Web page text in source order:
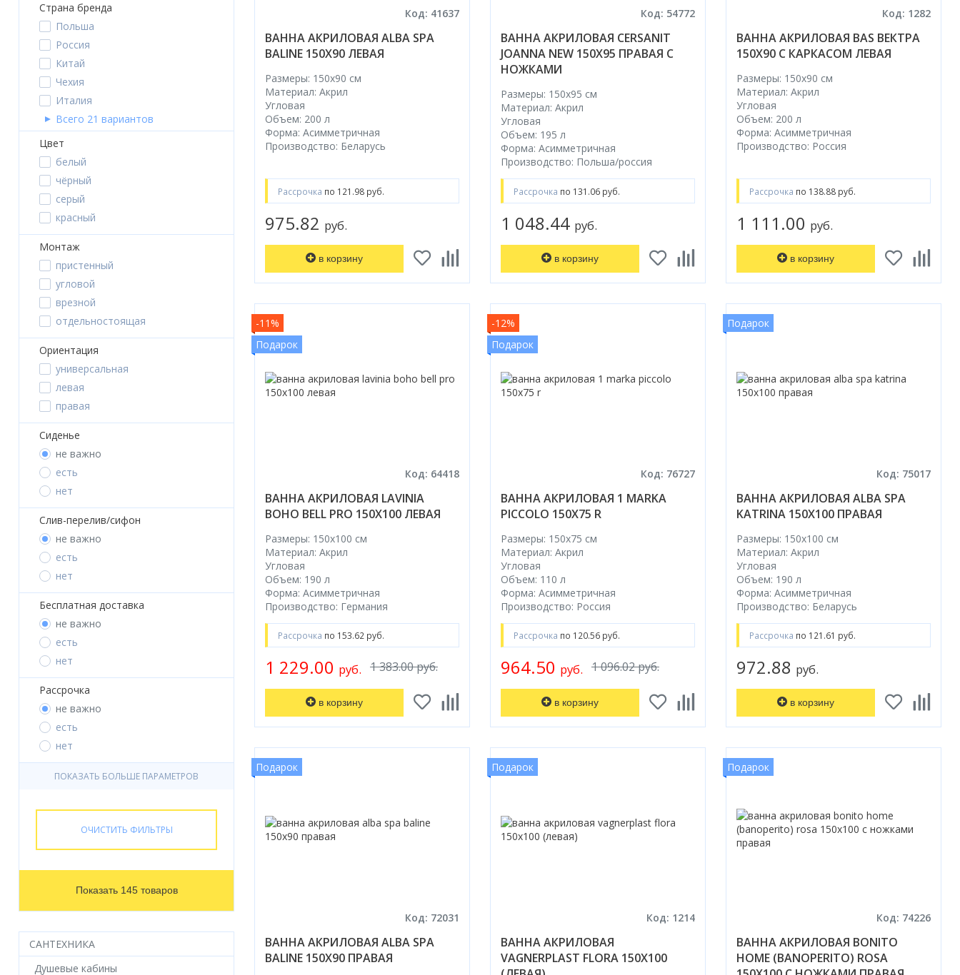
Акции
Страна бренда
Польша
Россия
Китай
Чехия
Италия
Всего 21 вариантов
Цвет
белый
чёрный
серый
красный
Монтаж
пристенный
угловой
врезной
отдельностоящая
Ориентация
универсальная
левая
правая
Сиденье
не важно
есть
нет
Слив-перелив/сифон
не важно
есть
нет
Бесплатная доставка
не важно
есть
нет
Рассрочка
не важно
есть
нет
ПОКАЗАТЬ БОЛЬШЕ ПАРАМЕТРОВ
ОЧИСТИТЬ ФИЛЬТРЫ
Показать 145 товаров
САНТЕХНИКА
Душевые кабины
Код: 41637
ВАННА АКРИЛОВАЯ ALBA SPA
BALINE 150Х90 ЛЕВАЯ
Размеры: 150x90 cм
Материал: Акрил
Угловая
Объем: 200 л
Форма: Асимметричная
Производство: Беларусь
Рассрочка по 121.98 руб.
975.82 руб.
в корзину
Код: 54772
ВАННА АКРИЛОВАЯ CERSANIT
JOANNA NEW 150X95 ПРАВАЯ С
НОЖКАМИ
Размеры: 150x95 cм
Материал: Акрил
Угловая
Объем: 195 л
Форма: Асимметричная
Производство: Польша/россия
Рассрочка по 131.06 руб.
1 048.44 руб.
в корзину
Код: 1282
ВАННА АКРИЛОВАЯ BAS ВЕКТРА
150X90 С КАРКАСОМ ЛЕВАЯ
Размеры: 150x90 cм
Материал: Акрил
Угловая
Объем: 200 л
Форма: Асимметричная
Производство: Россия
Рассрочка по 138.88 руб.
1 111.00 руб.
в корзину
-11%
Подарок
Код: 64418
ВАННА АКРИЛОВАЯ LAVINIA
BOHO BELL PRO 150X100 ЛЕВАЯ
Размеры: 150x100 cм
Материал: Акрил
Угловая
Объем: 190 л
Форма: Асимметричная
Производство: Германия
Рассрочка по 153.62 руб.
1 383.00 руб.
1 229.00 руб.
в корзину
-12%
Подарок
Код: 76727
ВАННА АКРИЛОВАЯ 1 MARKA
PICCOLO 150Х75 R
Размеры: 150x75 cм
Материал: Акрил
Угловая
Объем: 110 л
Форма: Асимметричная
Производство: Россия
Рассрочка по 120.56 руб.
1 096.02 руб.
964.50 руб.
в корзину
Подарок
Код: 75017
ВАННА АКРИЛОВАЯ ALBA SPA
KATRINA 150X100 ПРАВАЯ
Размеры: 150x100 cм
Материал: Акрил
Угловая
Объем: 190 л
Форма: Асимметричная
Производство: Беларусь
Рассрочка по 121.61 руб.
972.88 руб.
в корзину
Подарок
Код: 72031
ВАННА АКРИЛОВАЯ ALBA SPA
BALINE 150Х90 ПРАВАЯ
Подарок
Код: 1214
ВАННА АКРИЛОВАЯ
VAGNERPLAST FLORA 150X100
Подарок
Код: 74226
ВАННА АКРИЛОВАЯ BONITO
HOME (BANOPERITO) ROSA